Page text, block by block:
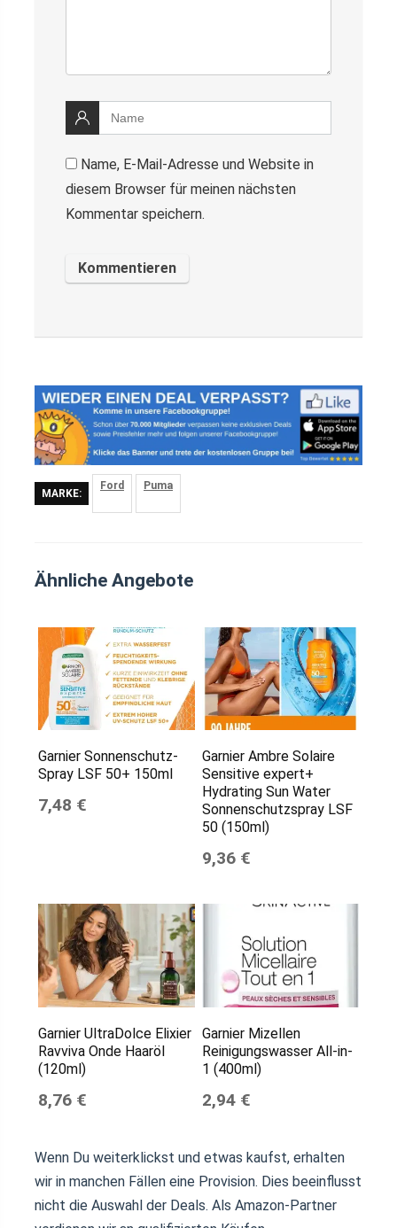
Name, E-Mail-Adresse und Website in
diesem Browser für meinen nächsten
Kommentar speichern.
MARKE:
Ford Puma
Ähnliche Angebote
Garnier Sonnenschutz-
Spray LSF 50+ 150ml
7,48 €
Garnier Ambre Solaire
Sensitive expert+
Hydrating Sun Water
Sonnenschutzspray LSF
50 (150ml)
9,36 €
Garnier UltraDolce Elixier
Ravviva Onde Haaröl
(120ml)
8,76 €
Garnier Mizellen
Reinigungswasser All-in-
1 (400ml)
2,94 €
Wenn Du weiterklickst und etwas kaufst, erhalten
wir in manchen Fällen eine Provision. Dies beeinflusst
nicht die Auswahl der Deals. Als Amazon-Partner